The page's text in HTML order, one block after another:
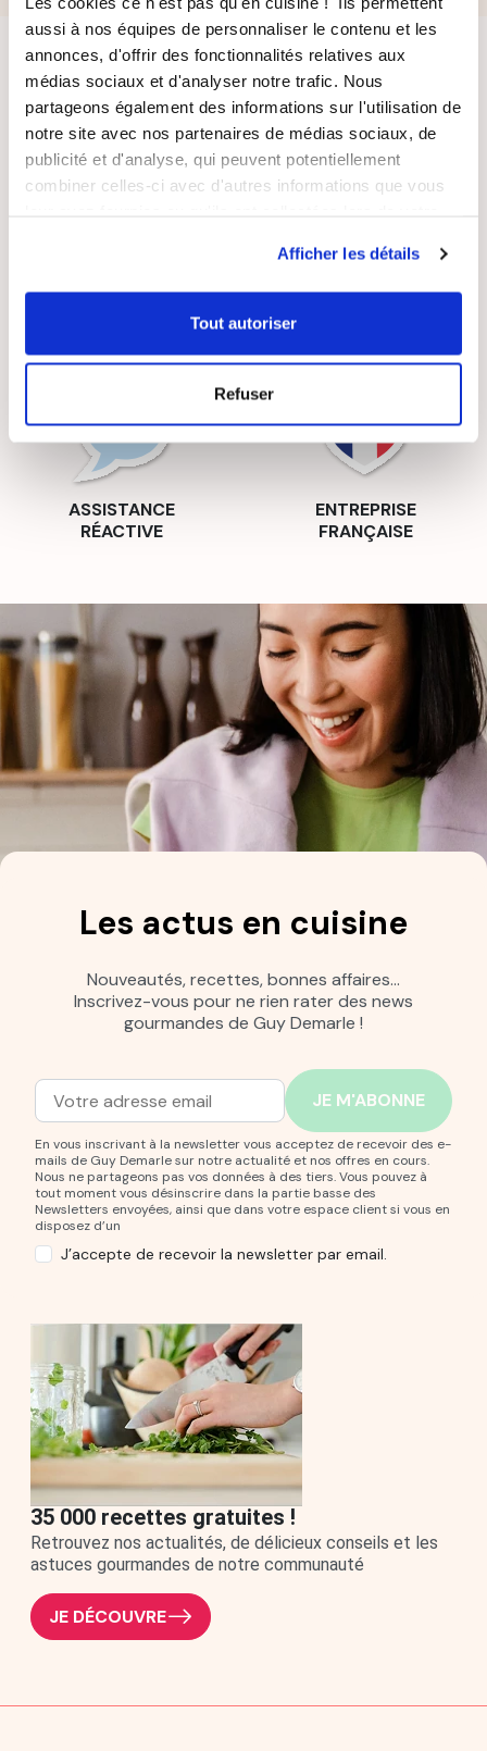
aussi à nos équipes de personnaliser le contenu et les
annonces, d'offrir des fonctionnalités relatives aux
médias sociaux et d'analyser notre trafic. Nous
partageons également des informations sur l'utilisation de
notre site avec nos partenaires de médias sociaux, de
publicité et d'analyse, qui peuvent potentiellement
combiner celles-ci avec d'autres informations que vous
Afficher les détails
Tout autoriser
Refuser
LIVRAISON
PAIEMENT
GRATUITES
REMBOURSÉ
ASSISTANCE
RÉACTIVE
ENTREPRISE
FRANÇAISE
Les actus en cuisine
Nouveautés, recettes, bonnes affaires…
Inscrivez-vous pour ne rien rater des news
gourmandes de Guy Demarle !
Adresse mail
Entrez votre adresse mail pour vous abonner à notre
En vous inscrivant à la newsletter vous acceptez de recevoir des e-
mails de Guy Demarle sur notre actualité et nos offres en cours.
Nous ne partageons pas vos données à des tiers. Vous pouvez à
tout moment vous désinscrire dans la partie basse des
Newsletters envoyées, ainsi que dans votre espace client si vous en
disposez d’un
J’accepte de recevoir la newsletter par email.
35 000 recettes gratuites !
Retrouvez nos actualités, de délicieux conseils et les
astuces gourmandes de notre communauté
JE DÉCOUVRE